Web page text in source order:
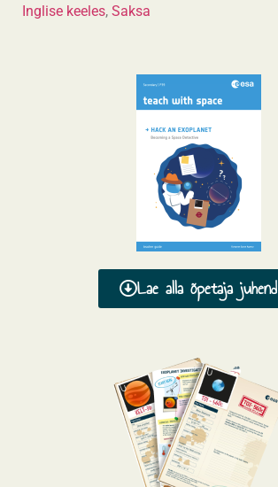
Inglise keeles, Saksa
Lae alla õpetaja juhend